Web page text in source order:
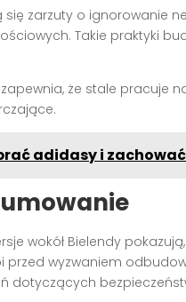
się zarzuty o ignorowanie
Takie praktyki
że stale pracuje
adidasy i
wokół Bielendy
przed wyzwaniem
dotyczących